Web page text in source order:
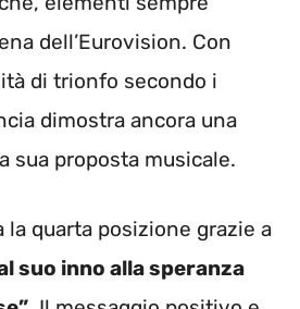
dell’Eurovision. Con
di trionfo secondo i
dimostra ancora una
sua proposta musicale.
la quarta posizione grazie a
suo inno alla speranza